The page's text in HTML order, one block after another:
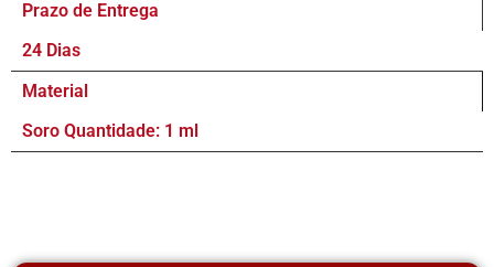
Prazo de Entrega
24 Dias
Material
Soro Quantidade: 1 ml